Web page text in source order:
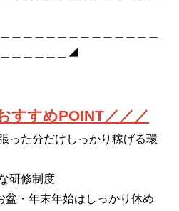
＿＿＿＿＿＿＿＿＿＿＿＿＿
＿＿＿＿＿＿◢
すすめPOINT／／／
った分だけしっかり稼げる環
研修制度
盆・年末年始はしっかり休め